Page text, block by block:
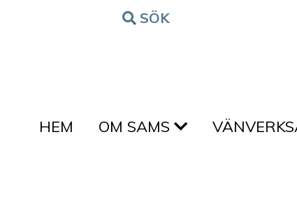
Hoppa till innehålletSÖK
HEM OM SAMS